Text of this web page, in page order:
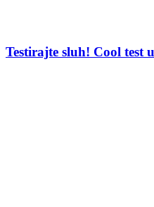
Testirajte sluh! Cool test